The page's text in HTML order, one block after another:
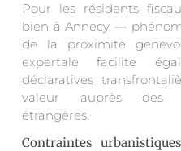
Pour les résidents
bien à Annecy —
de la proximité
expertale facilite
déclaratives
valeur auprès des
étrangères.
Contraintes